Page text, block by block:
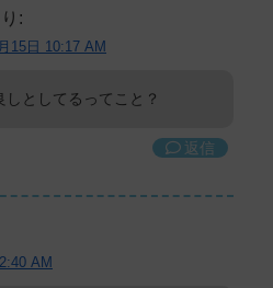
:
15日 10:17 AM
としてるってこと？
返信
AM